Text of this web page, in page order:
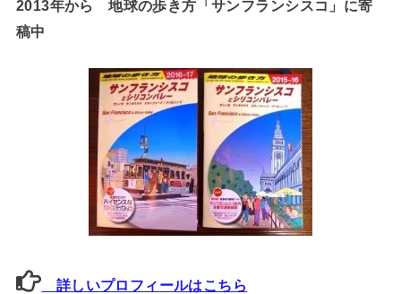
2013年から 地球の歩き方「サンフランシスコ」に寄
稿中
詳しいプロフィールはこちら